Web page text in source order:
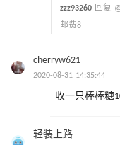
zzz93260 回复
邮费8
cherryw621
2020-08-31 14:35:44
收一只棒棒糖
轻装上路